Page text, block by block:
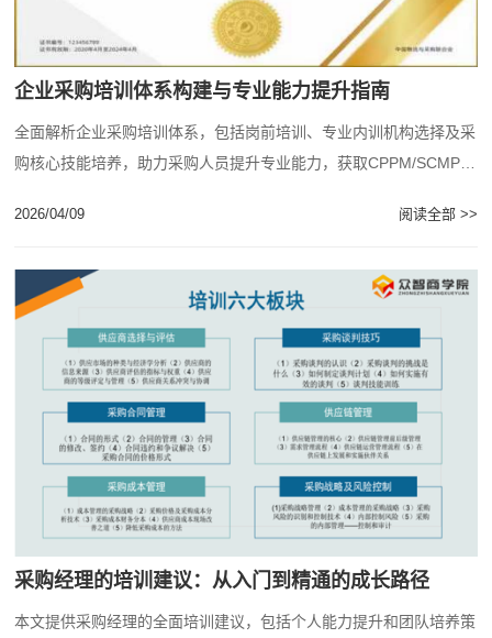
企业采购培训体系构建与专业能力提升指南
全面解析企业采购培训体系，包括岗前培训、专业内训机构选择及采
购核心技能培养，助力采购人员提升专业能力，获取CPPM/SCMP国
2026/04/09 阅读全部 >>
采购经理的培训建议：从入门到精通的成长路径
本文提供采购经理的全面培训建议，包括个人能力提升和团队培养策